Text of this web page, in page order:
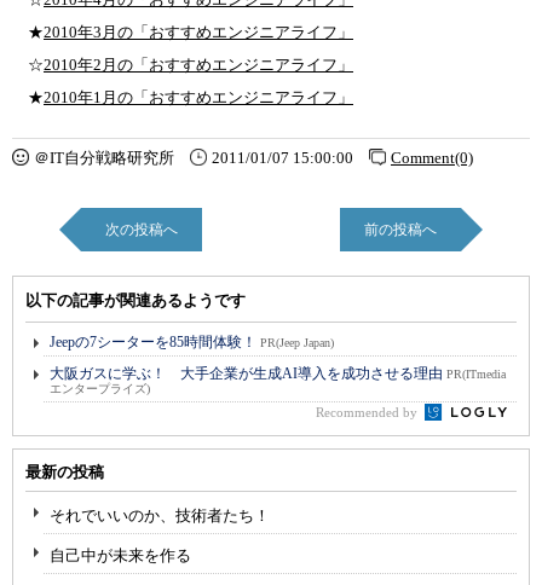
★2010年3月の「おすすめエンジニアライフ」
☆2010年2月の「おすすめエンジニアライフ」
★2010年1月の「おすすめエンジニアライフ」
＠IT自分戦略研究所 2011/01/07 15:00:00 Comment(0)
次の投稿へ 前の投稿へ
以下の記事が関連あるようです
Jeepの7シーターを85時間体験！ PR(Jeep Japan)
大阪ガスに学ぶ！ 大手企業が生成AI導入を成功させる理由 PR(ITmedia
エンタープライズ)
Recommended by
最新の投稿
それでいいのか、技術者たち！
自己中が未来を作る